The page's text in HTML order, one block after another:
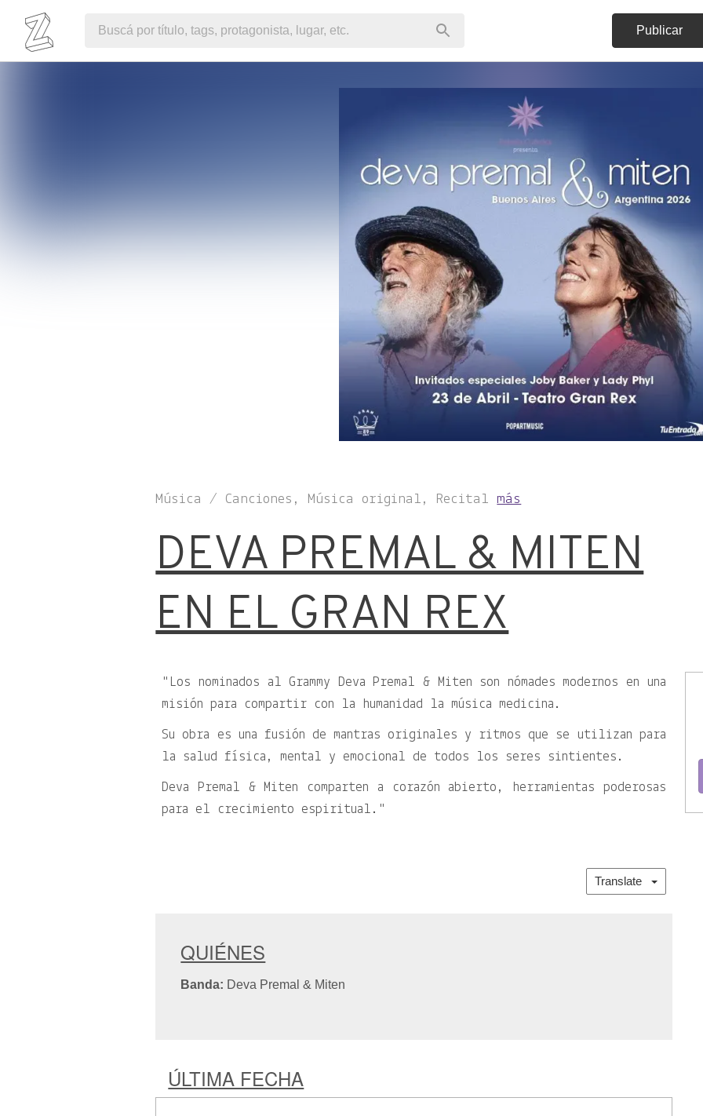
Publicar
Música / Canciones, Música original, Recitalmás
DEVA PREMAL & MITEN
EN EL GRAN REX
"Los nominados al Grammy Deva Premal & Miten son nómades modernos en una
misión para compartir con la humanidad la música medicina.
Su obra es una fusión de mantras originales y ritmos que se utilizan para
la salud física, mental y emocional de todos los seres sintientes.
Deva Premal & Miten comparten a corazón abierto, herramientas poderosas
para el crecimiento espiritual."
Translate
QUIÉNES
Banda: Deva Premal & Miten
ÚLTIMA FECHA